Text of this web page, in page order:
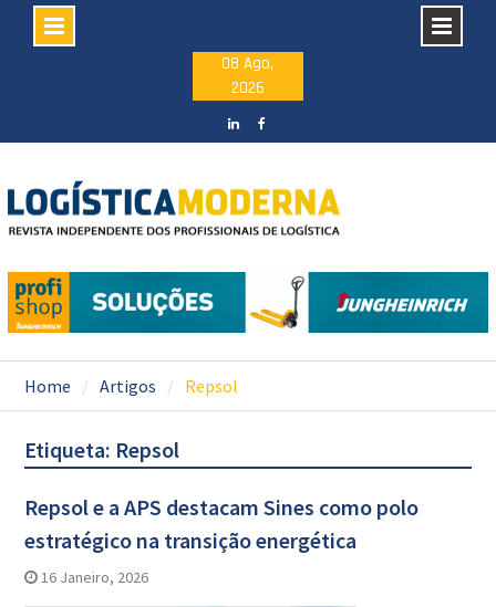
08 Ago,
2026
Home Artigos Repsol
Etiqueta: Repsol
Repsol e a APS destacam Sines como polo
estratégico na transição energética
16 Janeiro, 2026